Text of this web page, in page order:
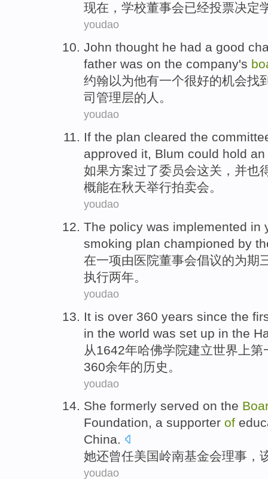
现在 ， 学校董事会已经投票决定
youdao
John thought he had a good
father was on the company's
约翰以为他有一个很好的机会找
司管理层的人。
youdao
If the plan cleared the
approved it, Blum could hold
如果方案过了委员会这关， 并也
概能在秋天举行拍卖会。
youdao
The policy was implemented in
smoking plan championed by
在一项由 医院董事会倡议的为期
执行两年。
youdao
It is over 360 years since the
in the world was set up in the
从1642年哈佛学院建立世界上第
360余年的历史。
youdao
She formerly served on the
Foundation, a supporter of
China.
她还曾任美国岭南基金会理事 ，
youdao